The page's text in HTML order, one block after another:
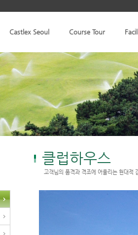
Castlex Seoul Course Tour
클럽하우스
고객님의 품격과 격조에 어울리는 현대적